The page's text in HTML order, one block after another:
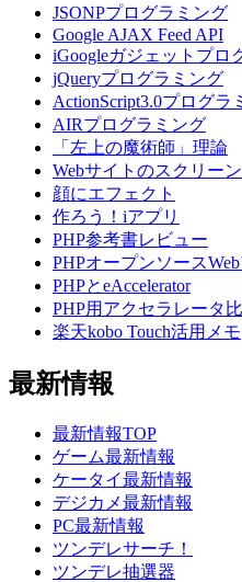
JSONPプログラミング
Google AJAX Feed API
iGoogleガジェットプロ
jQueryプログラミング
ActionScript3.0プログラ
AIRプログラミング
「左上の魔術師」理論
Webサイトのスクリー
顔にエフェクト
作ろう！iアプリ
PHP参考書レビュー
PHPオープンソース
PHPとeAccelerator
PHP用アクセラレータ
楽天kobo Touch活用メモ
最新情報
最新情報TOP
ゲーム最新情報
ケータイ最新情報
デジカメ最新情報
PC最新情報
ツンデレサーチ！
ツンデレ抽選器